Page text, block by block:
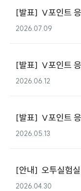
[발표] V포인트
2026.07.09
[발표] V포인트
2026.06.12
[발표] V포인트
2026.05.13
[안내] 오투실험
2026.04.30